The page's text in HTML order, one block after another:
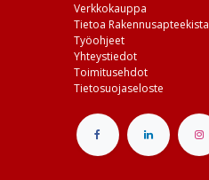
Verkkokauppa
Tietoa Rakennusapteekista
Työohjeet
Yhteystiedot
Toimitusehdot
Tietosuojaseloste